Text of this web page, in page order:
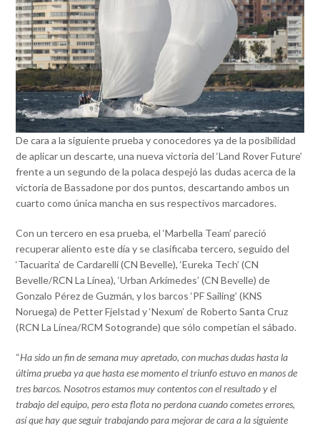
De cara a la siguiente prueba y conocedores ya de la posibilidad
de aplicar un descarte, una nueva victoria del ‘Land Rover Future’
frente a un segundo de la polaca despejó las dudas acerca de la
victoria de Bassadone por dos puntos, descartando ambos un
cuarto como única mancha en sus respectivos marcadores.
Con un tercero en esa prueba, el ‘Marbella Team’ pareció
recuperar aliento este día y se clasificaba tercero, seguido del
‘Tacuarita’ de Cardarelli (CN Bevelle), ‘Eureka Tech’ (CN
Bevelle/RCN La Línea), ‘Urban Arkímedes’ (CN Bevelle) de
Gonzalo Pérez de Guzmán, y los barcos ‘PF Sailing’ (KNS
Noruega) de Petter Fjelstad y ‘Nexum’ de Roberto Santa Cruz
(RCN La Línea/RCM Sotogrande) que sólo competían el sábado.
“Ha sido un fin de semana muy apretado, con muchas dudas hasta la
última prueba ya que hasta ese momento el triunfo estuvo en manos de
tres barcos. Nosotros estamos muy contentos con el resultado y el
trabajo del equipo, pero esta flota no perdona cuando cometes errores,
así que hay que seguir trabajando para mejorar de cara a la siguiente